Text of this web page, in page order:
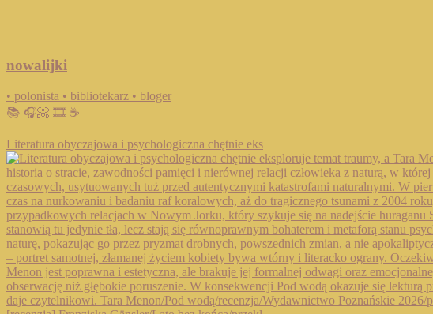
nowalijki
• polonista • bibliotekarz • bloger
📚 🎧📀 🎞️ ☕️
Literatura obyczajowa i psychologiczna chętnie eks